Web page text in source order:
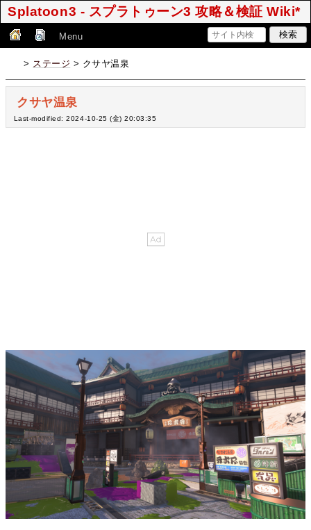
Splatoon3 - スプラトゥーン3 攻略＆検証 Wiki*
Menu
> ステージ > クサヤ温泉
クサヤ温泉
Last-modified: 2024-10-25 (金) 20:03:35